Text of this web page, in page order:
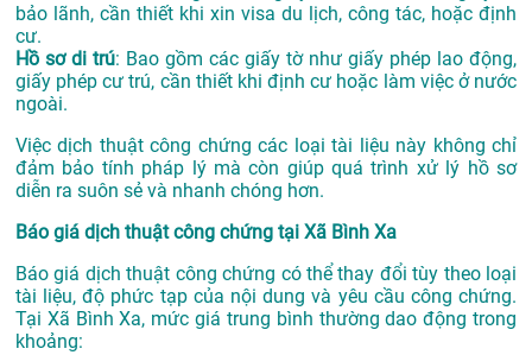
bảo lãnh, cần thiết khi xin visa du lịch, công tác, hoặc định
cư.
Hồ sơ di trú: Bao gồm các giấy tờ như giấy phép lao động,
giấy phép cư trú, cần thiết khi định cư hoặc làm việc ở nước
ngoài.
Việc dịch thuật công chứng các loại tài liệu này không chỉ
đảm bảo tính pháp lý mà còn giúp quá trình xử lý hồ sơ
diễn ra suôn sẻ và nhanh chóng hơn.
Báo giá dịch thuật công chứng tại Xã Bình Xa
Báo giá dịch thuật công chứng có thể thay đổi tùy theo loại
tài liệu, độ phức tạp của nội dung và yêu cầu công chứng.
Tại Xã Bình Xa, mức giá trung bình thường dao động trong
khoảng: